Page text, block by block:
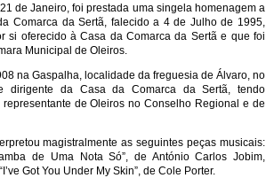
de Janeiro, foi prestada uma singela homenagem a
Comarca da Sertã, falecido a 4 de Julho de 1995,
si oferecido à Casa da Comarca da Sertã e que foi
Municipal de Oleiros.
na Gaspalha, localidade da freguesia de Álvaro, no
dirigente da Casa da Comarca da Sertã, tendo
de Oleiros no Conselho Regional e de
magistralmente as seguintes peças musicais:
de Uma Nota Só”, de António Carlos Jobim,
Got You Under My Skin”, de Cole Porter.